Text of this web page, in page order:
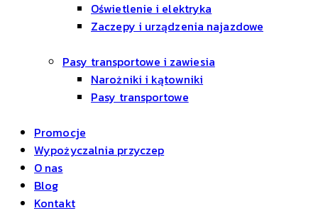
Oświetlenie i elektryka
Zaczepy i urządzenia najazdowe
Pasy transportowe i zawiesia
Narożniki i kątowniki
Pasy transportowe
Promocje
Wypożyczalnia przyczep
O nas
Blog
Kontakt